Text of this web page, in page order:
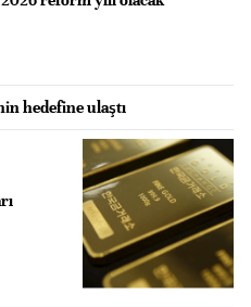
hedefine ulaştı